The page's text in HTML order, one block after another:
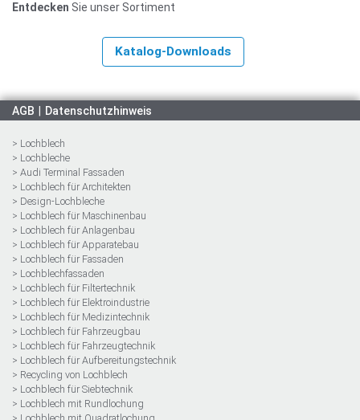
Entdecken Sie unser Sortiment
Katalog-Downloads
AGB Datenschutzhinweis
> Lochblech
> Lochbleche
> Audi Terminal Fassaden
> Lochblech für Architekten
> Design-Lochbleche
> Lochblech für Maschinenbau
> Lochblech für Anlagenbau
> Lochblech für Apparatebau
> Lochblech für Fassaden
> Lochblechfassaden
> Lochblech für Filtertechnik
> Lochblech für Elektroindustrie
> Lochblech für Medizintechnik
> Lochblech für Fahrzeugbau
> Lochblech für Fahrzeugtechnik
> Lochblech für Aufbereitungstechnik
> Recycling von Lochblech
> Lochblech für Siebtechnik
> Lochblech mit Rundlochung